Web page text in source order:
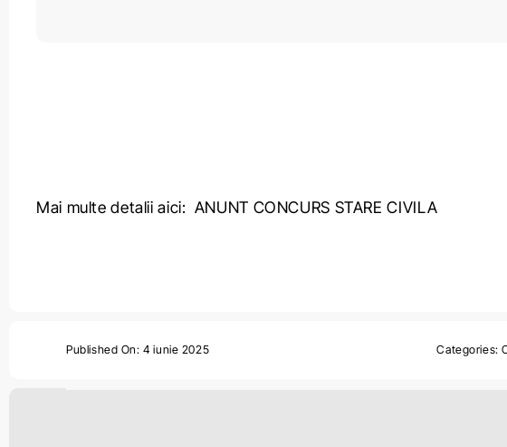
Mai multe detalii aici: ANUNT CONCURS STARE CIVILA
Published On: 4 iunie 2025 Categories: